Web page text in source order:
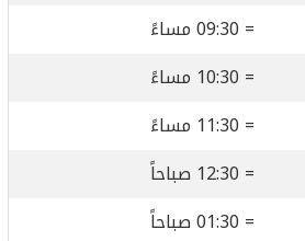
= 09:30 مساءً
= 10:30 مساءً
= 11:30 مساءً
= 12:30 صباحاً
= 01:30 صباحاً